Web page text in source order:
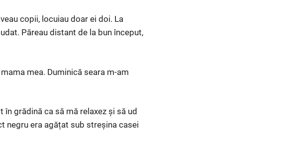
copii, locuiau doar ei doi. La
Păreau distant de la bun început,
mea. Duminică seara m-am
grădină ca să mă relaxez și să ud
negru era agățat sub streșina casei